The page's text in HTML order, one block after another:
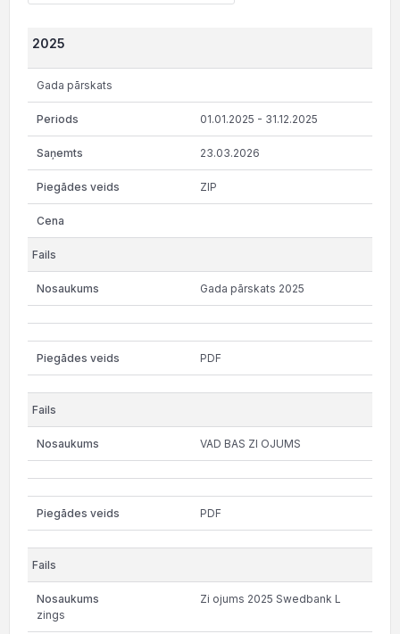
2025
Gada pārskats
01.01.2025 - 31.12.2025
23.03.2026
ZIP
Gada pārskats 2025
PDF
VAD BAS ZI OJUMS
PDF
Zi ojums 2025 Swedbank L
zings